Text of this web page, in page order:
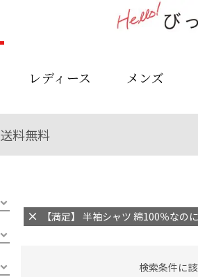
レディース メンズ
送料無料
【満足】 半袖シャツ 綿100％な
検索条件に